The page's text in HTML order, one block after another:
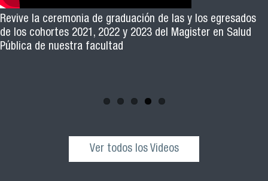
El académico Roberto Vera, de la Escuela de Kinesiología
Facimed y parte del Comité Científico de la III Jornada de
Neurociencia e Inteligencia Artificial 2025, invita a toda la
Revive la ceremonia de graduación de las y los egresados
de los cohortes 2021, 2022 y 2023 del Magister en Salud
Pública de nuestra facultad
Ver todos los Videos